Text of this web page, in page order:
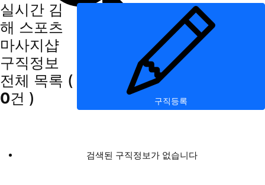
실시간 김
해 스포츠
마사지샵
구직정보
전체 목록 (
0건 ) 구직등록
검색된 구직정보가 없습니다